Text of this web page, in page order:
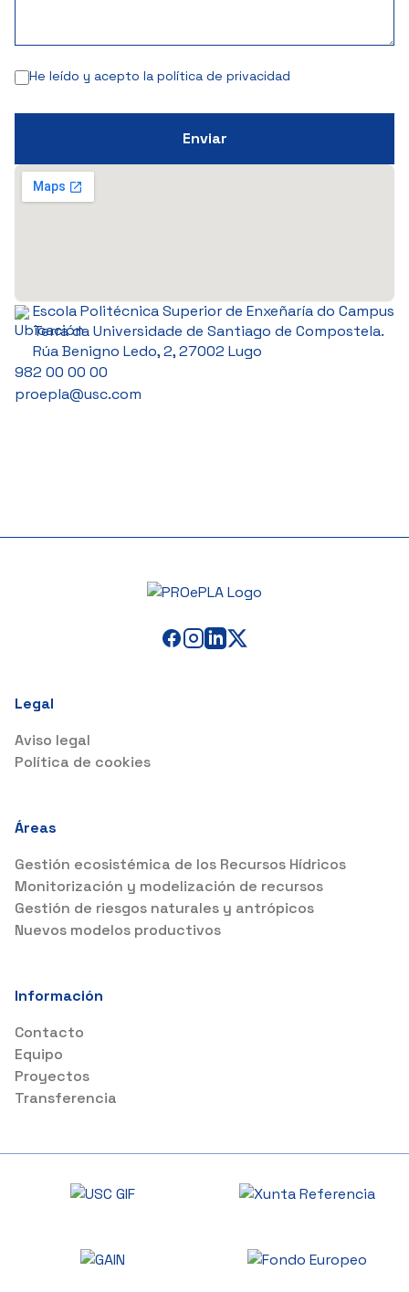
He leído y acepto la política de privacidad
Escola Politécnica Superior de Enxeñaría do Campus
Terra da Universidade de Santiago de Compostela.
Rúa Benigno Ledo, 2, 27002 Lugo
982 00 00 00
proepla@usc.com
Legal
Aviso legal
Política de cookies
Áreas
Gestión ecosistémica de los Recursos Hídricos
Monitorización y modelización de recursos
Gestión de riesgos naturales y antrópicos
Nuevos modelos productivos
Información
Contacto
Equipo
Proyectos
Transferencia